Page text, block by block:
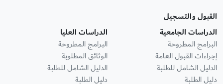
القبول والتسجيل
الدراسات الجامعية
البرامج المطروحة
إجراءات القبول العامة
الدليل الشامل للطلبة
دليل الطلبة
الدراسات العليا
البرامج المطروحة
الوثائق المطلوبة
الدليل الشامل للطلبة
دليل الطلبة